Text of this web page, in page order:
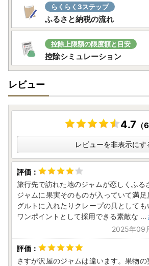
らくらく3ステップ
ふるさと納税の流れ
控除上限額の限度額と目安
控除シミュレーション
レビュー
4.7 （
レビューを非表示にす
旅行先で訪れた地のジャムが恋しくふる
ジャムに果実そのものが入っていて満
グルトに入れたりクレープの具として
ワンポイントとして採用できる素敵な ...
2025年09
さすが沢屋のジャムは違います。果物